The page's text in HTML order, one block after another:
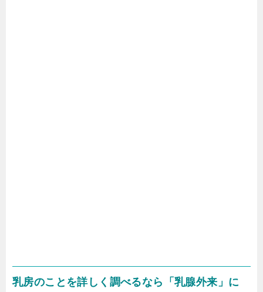
乳房のことを詳しく調べるなら「乳腺外来」に